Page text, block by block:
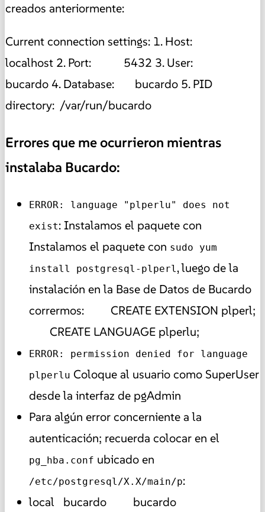
creados anteriormente:
Current connection settings: 1. Host:
localhost 2. Port: 5432 3. User:
bucardo 4. Database: bucardo 5. PID
directory: /var/run/bucardo
Errores que me ocurrieron mientras
instalaba Bucardo:
ERROR: language "plperlu" does not
exist: Instalamos el paquete con
Instalamos el paquete con sudo yum
install postgresql-plperl, luego de la
instalación en la Base de Datos de Bucardo
corrermos: CREATE EXTENSION plperl;
CREATE LANGUAGE plperlu;
ERROR: permission denied for language
plperlu Coloque al usuario como SuperUser
desde la interfaz de pgAdmin
Para algún error concerniente a la
autenticación; recuerda colocar en el
pg_hba.conf ubicado en
/etc/postgresql/X.X/main/p:
local bucardo bucardo